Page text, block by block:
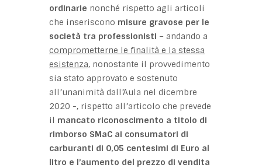
ordinarie nonché rispetto agli articoli
che inseriscono misure gravose per le
società tra professionisti – andando a
comprometterne le finalità e la stessa
esistenza, nonostante il provvedimento
sia stato approvato e sostenuto
all’unanimità dall’Aula nel dicembre
2020 -, rispetto all’articolo che prevede
il mancato riconoscimento a titolo di
rimborso SMaC ai consumatori di
carburanti di 0,05 centesimi di Euro al
litro e l’aumento del prezzo di vendita